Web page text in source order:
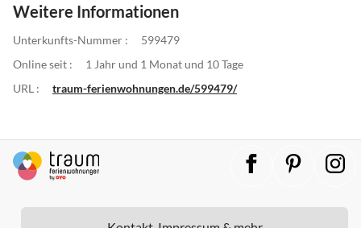
Weitere Informationen
Unterkunfts-Nummer :
599479
Online seit :
1 Jahr und 1 Monat und 10 Tage
URL :
traum-ferienwohnungen.de/599479/